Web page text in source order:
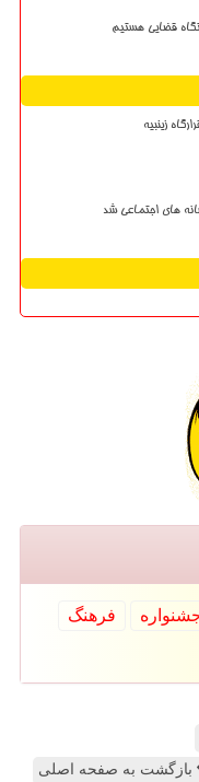
قضایی هستیم
های اجتماعی شد
فرهنگ
بازگشت به صفحه اصلی